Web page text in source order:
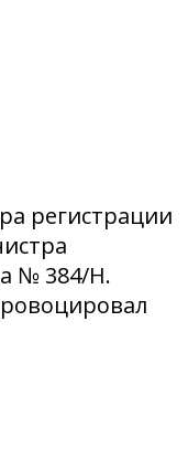
регистрации
№ 384/НҚ.